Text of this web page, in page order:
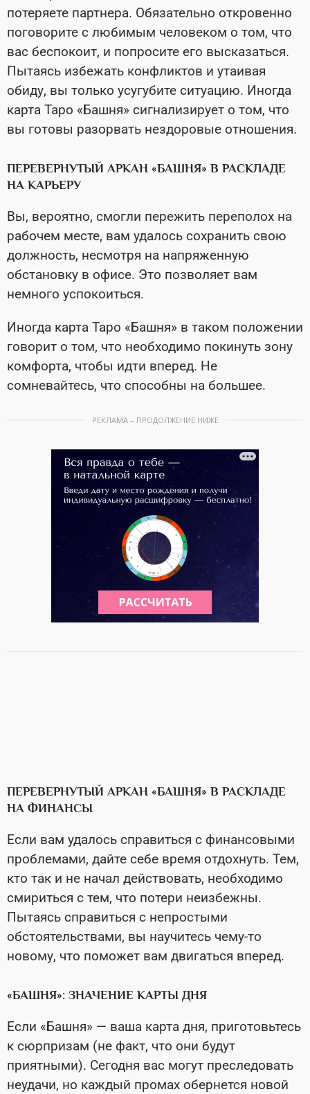
потеряете партнера. Обязательно откровенно
поговорите с любимым человеком о том, что
вас беспокоит, и попросите его высказаться.
Пытаясь избежать конфликтов и утаивая
обиду, вы только усугубите ситуацию. Иногда
карта Таро «Башня» сигнализирует о том, что
вы готовы разорвать нездоровые отношения.
ПЕРЕВЕРНУТЫЙ АРКАН «БАШНЯ» В РАСКЛАДЕ
НА КАРЬЕРУ
Вы, вероятно, смогли пережить переполох на
рабочем месте, вам удалось сохранить свою
должность, несмотря на напряженную
обстановку в офисе. Это позволяет вам
немного успокоиться.
Иногда карта Таро «Башня» в таком положении
говорит о том, что необходимо покинуть зону
комфорта, чтобы идти вперед. Не
сомневайтесь, что способны на большее.
РЕКЛАМА – ПРОДОЛЖЕНИЕ НИЖЕ
ПЕРЕВЕРНУТЫЙ АРКАН «БАШНЯ» В РАСКЛАДЕ
НА ФИНАНСЫ
Если вам удалось справиться с финансовыми
проблемами, дайте себе время отдохнуть. Тем,
кто так и не начал действовать, необходимо
смириться с тем, что потери неизбежны.
Пытаясь справиться с непростыми
обстоятельствами, вы научитесь чему-то
новому, что поможет вам двигаться вперед.
«БАШНЯ»: ЗНАЧЕНИЕ КАРТЫ ДНЯ
Если «Башня» — ваша карта дня, приготовьтесь
к сюрпризам (не факт, что они будут
приятными). Сегодня вас могут преследовать
неудачи, но каждый промах обернется новой